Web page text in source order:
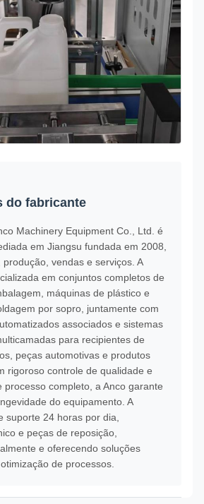
do fabricante
Machinery Equipment Co., Ltd. é
em Jiangsu fundada em 2008,
produção, vendas e serviços. A
em conjuntos completos de
máquinas de plástico e
por sopro, juntamente com
associados e sistemas
para recipientes de
peças automotivas e produtos
rigoroso controle de qualidade e
processo completo, a Anco garante
do equipamento. A
suporte 24 horas por dia,
e peças de reposição,
e oferecendo soluções
de processos.